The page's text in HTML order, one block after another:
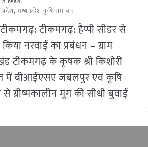
, मध्य प्रदेश कृषि समाचार
टीकमगढ़: हैप्पी सीडर से
नरवाई का प्रबंधन – ग्राम
टीकमगढ़ के कृषक श्री किशोरी
में बीआईएसए जबलपुर एवं कृषि
ग्रीष्मकालीन मूंग की सीधी बुवाई